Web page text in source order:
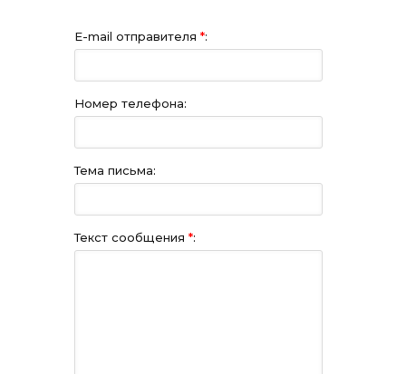
E-mail отправителя *:
Номер телефона:
Тема письма:
Текст сообщения *: